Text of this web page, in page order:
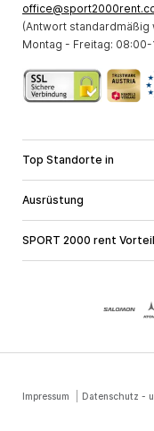
(Antwort standardmäßig
Montag - Freitag:
Top Standorte in
Steiermark
Vorarlberg
Ausrüstung
SPORT 2000 rent
Impressum Datenschutz -